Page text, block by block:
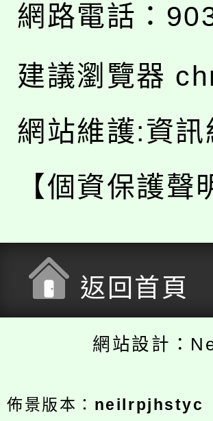
網路電話：
建議瀏覽器
網站維護:資訊
【個資保護聲
返回首頁
網站設計：
佈景版本： neilrpjhstyc